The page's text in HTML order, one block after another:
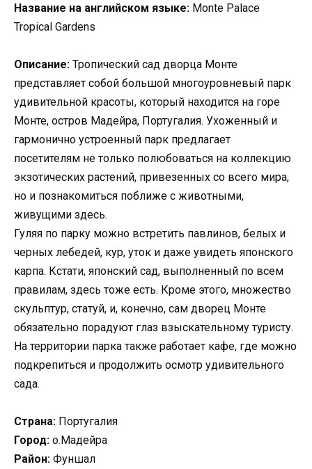
Название на английском языке: Monte Palace
Tropical Gardens
Описание: Тропический сад дворца Монте
представляет собой большой многоуровневый парк
удивительной красоты, который находится на горе
Монте, остров Мадейра, Португалия. Ухоженный и
гармонично устроенный парк предлагает
посетителям не только полюбоваться на коллекцию
экзотических растений, привезенных со всего мира,
но и познакомиться поближе с животными,
живущими здесь.
Гуляя по парку можно встретить павлинов, белых и
черных лебедей, кур, уток и даже увидеть японского
карпа. Кстати, японский сад, выполненный по всем
правилам, здесь тоже есть. Кроме этого, множество
скульптур, статуй, и, конечно, сам дворец Монте
обязательно порадуют глаз взыскательному туристу.
На территории парка также работает кафе, где можно
подкрепиться и продолжить осмотр удивительного
сада.
Страна: Португалия
Город: о.Мадейра
Район: Фуншал